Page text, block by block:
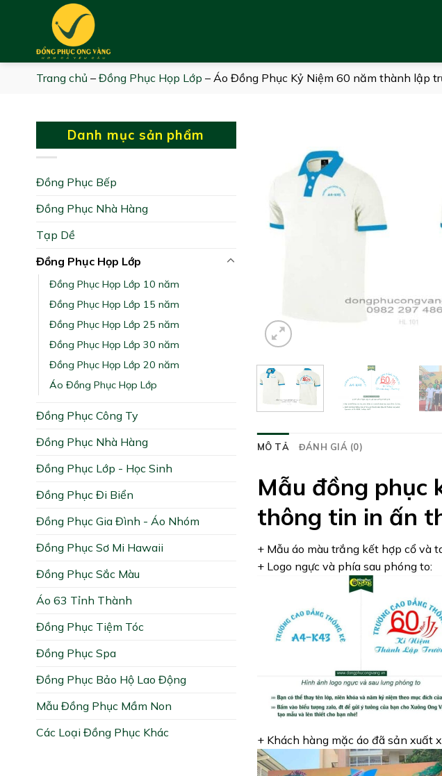
Trang chủ – Đồng Phục Họp Lớp – Áo Đồng Phục Kỷ Niệm 60 năm thành lập
Danh mục sản phẩm
Đồng Phục Bếp
Đồng Phục Nhà Hàng
Tạp Dề
Đồng Phục Họp Lớp
Đồng Phục Họp Lớp 10 năm
Đồng Phục Họp Lớp 15 năm
Đồng Phục Họp Lớp 25 năm
Đồng Phục Họp Lớp 30 năm
Đồng Phục Họp Lớp 20 năm
Áo Đồng Phục Họp Lớp
Đồng Phục Công Ty
Đồng Phục Nhà Hàng
Đồng Phục Lớp - Học Sinh
Đồng Phục Đi Biển
Đồng Phục Gia Đình - Áo Nhóm
Đồng Phục Sơ Mi Hawaii
Đồng Phục Sắc Màu
Áo 63 Tỉnh Thành
Đồng Phục Tiệm Tóc
Đồng Phục Spa
Đồng Phục Bảo Hộ Lao Động
Mẫu Đồng Phục Mầm Non
Các Loại Đồng Phục Khác
MÔ TẢ ĐÁNH GIÁ (0)
Mẫu đồng phục
thông tin in ấn
+ Mẫu áo màu trắng kết hợp cổ và
+ Logo ngực và phía sau phóng to:
+ Khách hàng mặc áo đã sản xuất